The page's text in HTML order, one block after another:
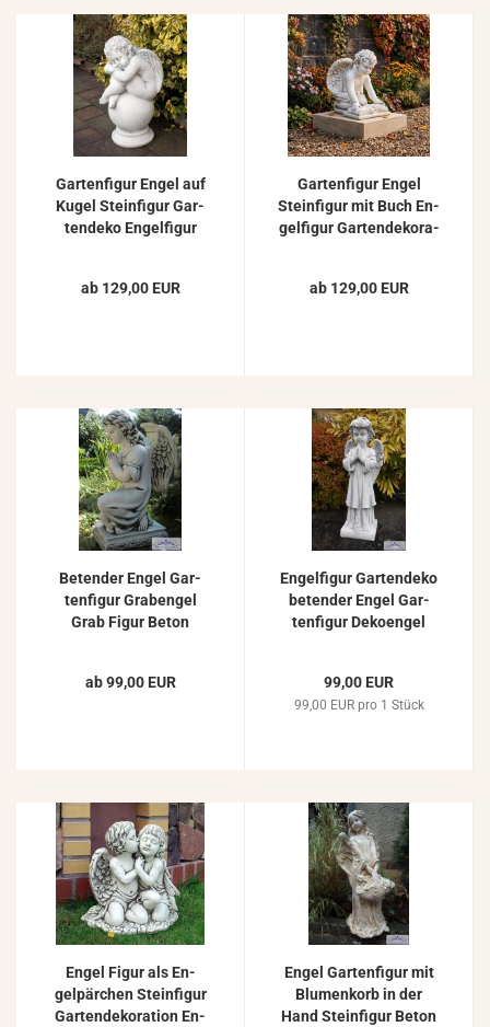
Gar­ten­fi­gur Engel auf
Kugel Stein­fi­gur Gar­
ten­de­ko En­gel­fi­gur
ab 129,00 EUR
Gar­ten­fi­gur Engel
Stein­fi­gur mit Buch En­
gel­fi­gur Gar­ten­de­ko­ra­
ab 129,00 EUR
Be­ten­der Engel Gar­
ten­fi­gur Gra­ben­gel
Grab Figur Beton
ab 99,00 EUR
En­gel­fi­gur Gar­ten­de­ko
be­ten­der Engel Gar­
ten­fi­gur De­ko­en­gel
99,00 EUR
99,00 EUR pro 1 Stück
Engel Figur als En­
gelpär­chen Stein­fi­gur
Gar­ten­de­ko­ra­ti­on En­
Engel Gar­ten­fi­gur mit
Blu­men­korb in der
Hand Stein­fi­gur Beton